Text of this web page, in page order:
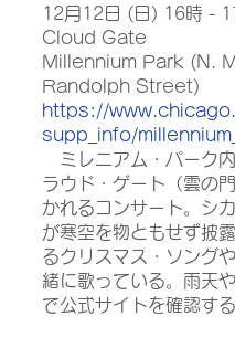
12月12日 (日) 16時 -
Cloud Gate
Millennium Park (N.
Randolph Street)
https://
supp_info/
ミレニアム・パーク
ラウド・ゲート（雲の
かれるコンサート。シ
が寒空を物ともせず披
るクリスマス・ソング
緒に歌っている。雨天
で公式サイトを確認する